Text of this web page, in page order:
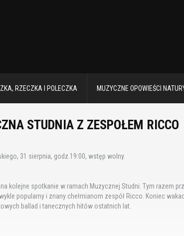
RZECZKA I POLECZKA MUZYCZNE OPOWIEŚCI
STUDNIA Z ZESPOŁEM RICCO
31 sierpnia, godz.19:00, wstęp wolny.
kolejne spotkanie w ramach Muzycznej Studni. Tym razem
popularny i znany chełmianom zespół Ricco. Koniec
ballad i tanecznych hitów ostatnich lat.